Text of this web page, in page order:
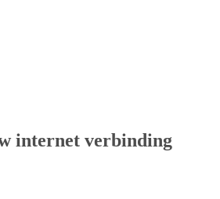
internet verbinding